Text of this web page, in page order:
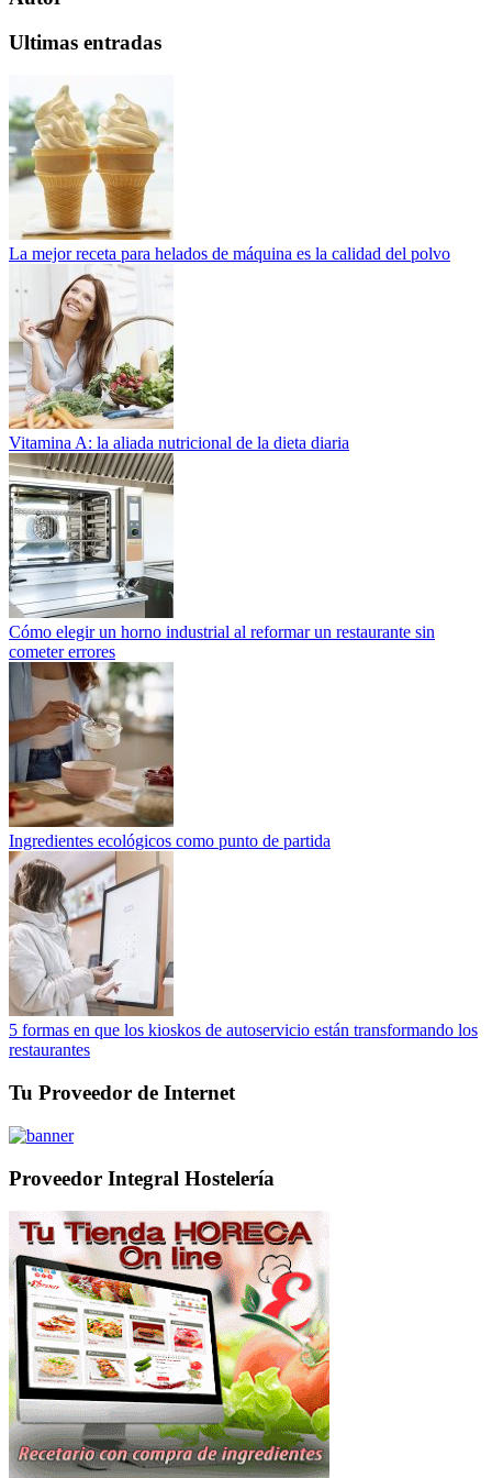
Ultimas entradas
La mejor receta para helados de máquina es la calidad del polvo
Vitamina A: la aliada nutricional de la dieta diaria
Cómo elegir un horno industrial al reformar un restaurante sin
cometer errores
Ingredientes ecológicos como punto de partida
5 formas en que los kioskos de autoservicio están transformando los
restaurantes
Tu Proveedor de Internet
Proveedor Integral Hostelería